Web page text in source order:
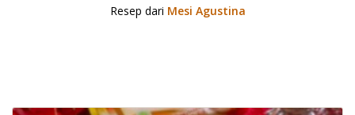
Resep dari Mesi Agustina